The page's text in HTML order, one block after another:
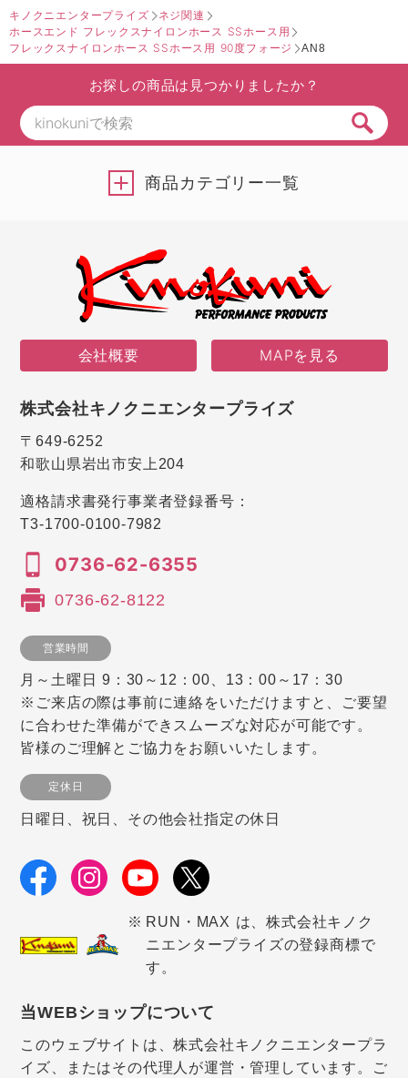
キノクニエンタープライズ
ネジ関連
ホースエンド フレックスナイロンホース SSホース用
フレックスナイロンホース SSホース用 90度フォージ
AN8
お探しの商品は見つかりましたか？
商品カテゴリー一覧
会社概要 MAPを見る
株式会社キノクニエンタープライズ
〒649-6252
和歌山県岩出市安上204
適格請求書発行事業者登録番号：
T3-1700-0100-7982
0736-62-6355
0736-62-8122
営業時間
月～土曜日 9：30～12：00、13：00～17：30
※ご来店の際は事前に連絡をいただけますと、ご要望
に合わせた準備ができスムーズな対応が可能です。
皆様のご理解とご協力をお願いいたします。
定休日
日曜日、祝日、その他会社指定の休日
RUN・MAX は、株式会社キノク
ニエンタープライズの登録商標で
す。
当WEBショップについて
このウェブサイトは、株式会社キノクニエンタープラ
イズ、またはその代理人が運営・管理しています。ご